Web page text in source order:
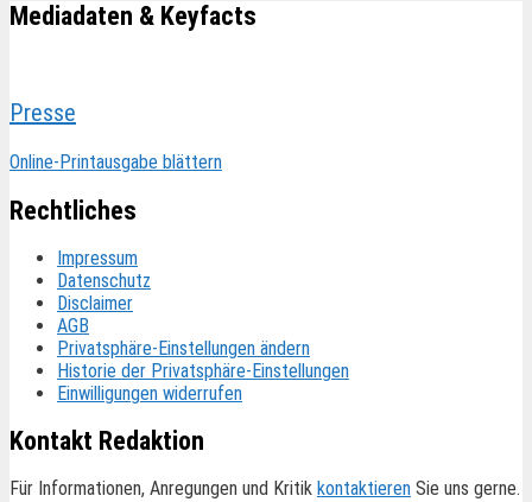
Mediadaten & Keyfacts
Presse
Online-Printausgabe blättern
Rechtliches
Impressum
Datenschutz
Disclaimer
AGB
Privatsphäre-Einstellungen ändern
Historie der Privatsphäre-Einstellungen
Einwilligungen widerrufen
Kontakt Redaktion
Für Informationen, Anregungen und Kritik kontaktieren Sie uns gerne.